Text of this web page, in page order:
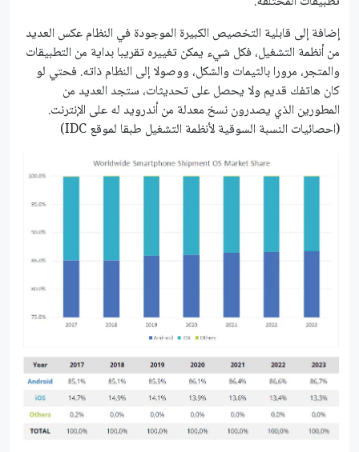
إضافة إلى قابلية التخصيص الكبيرة الموجودة في النظام عكس العديد
من أنظمة التشغيل، فكل شيء يمكن تغييره تقريبا بداية من التطبيقات
والمتجر، مرورا بالثيمات والشكل، ووصولا إلى النظام ذاته. فحتي لو
كان هاتفك قديم ولا يحصل على تحديثات، ستجد العديد من
المطورين الذي يصدرون نسخ معدلة من أندرويد له على الإنترنت.
(احصائيات النسبة السوقية لأنظمة التشغيل طبقا لموقع IDC)